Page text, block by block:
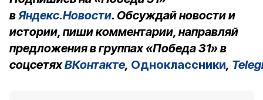
вЯндекс.Новости. Обсуждай новости и
истории, пиши комментарии, направляй
предложения в группах «Победа 31» в
соцсетяхВКонтакте, Одноклассники,